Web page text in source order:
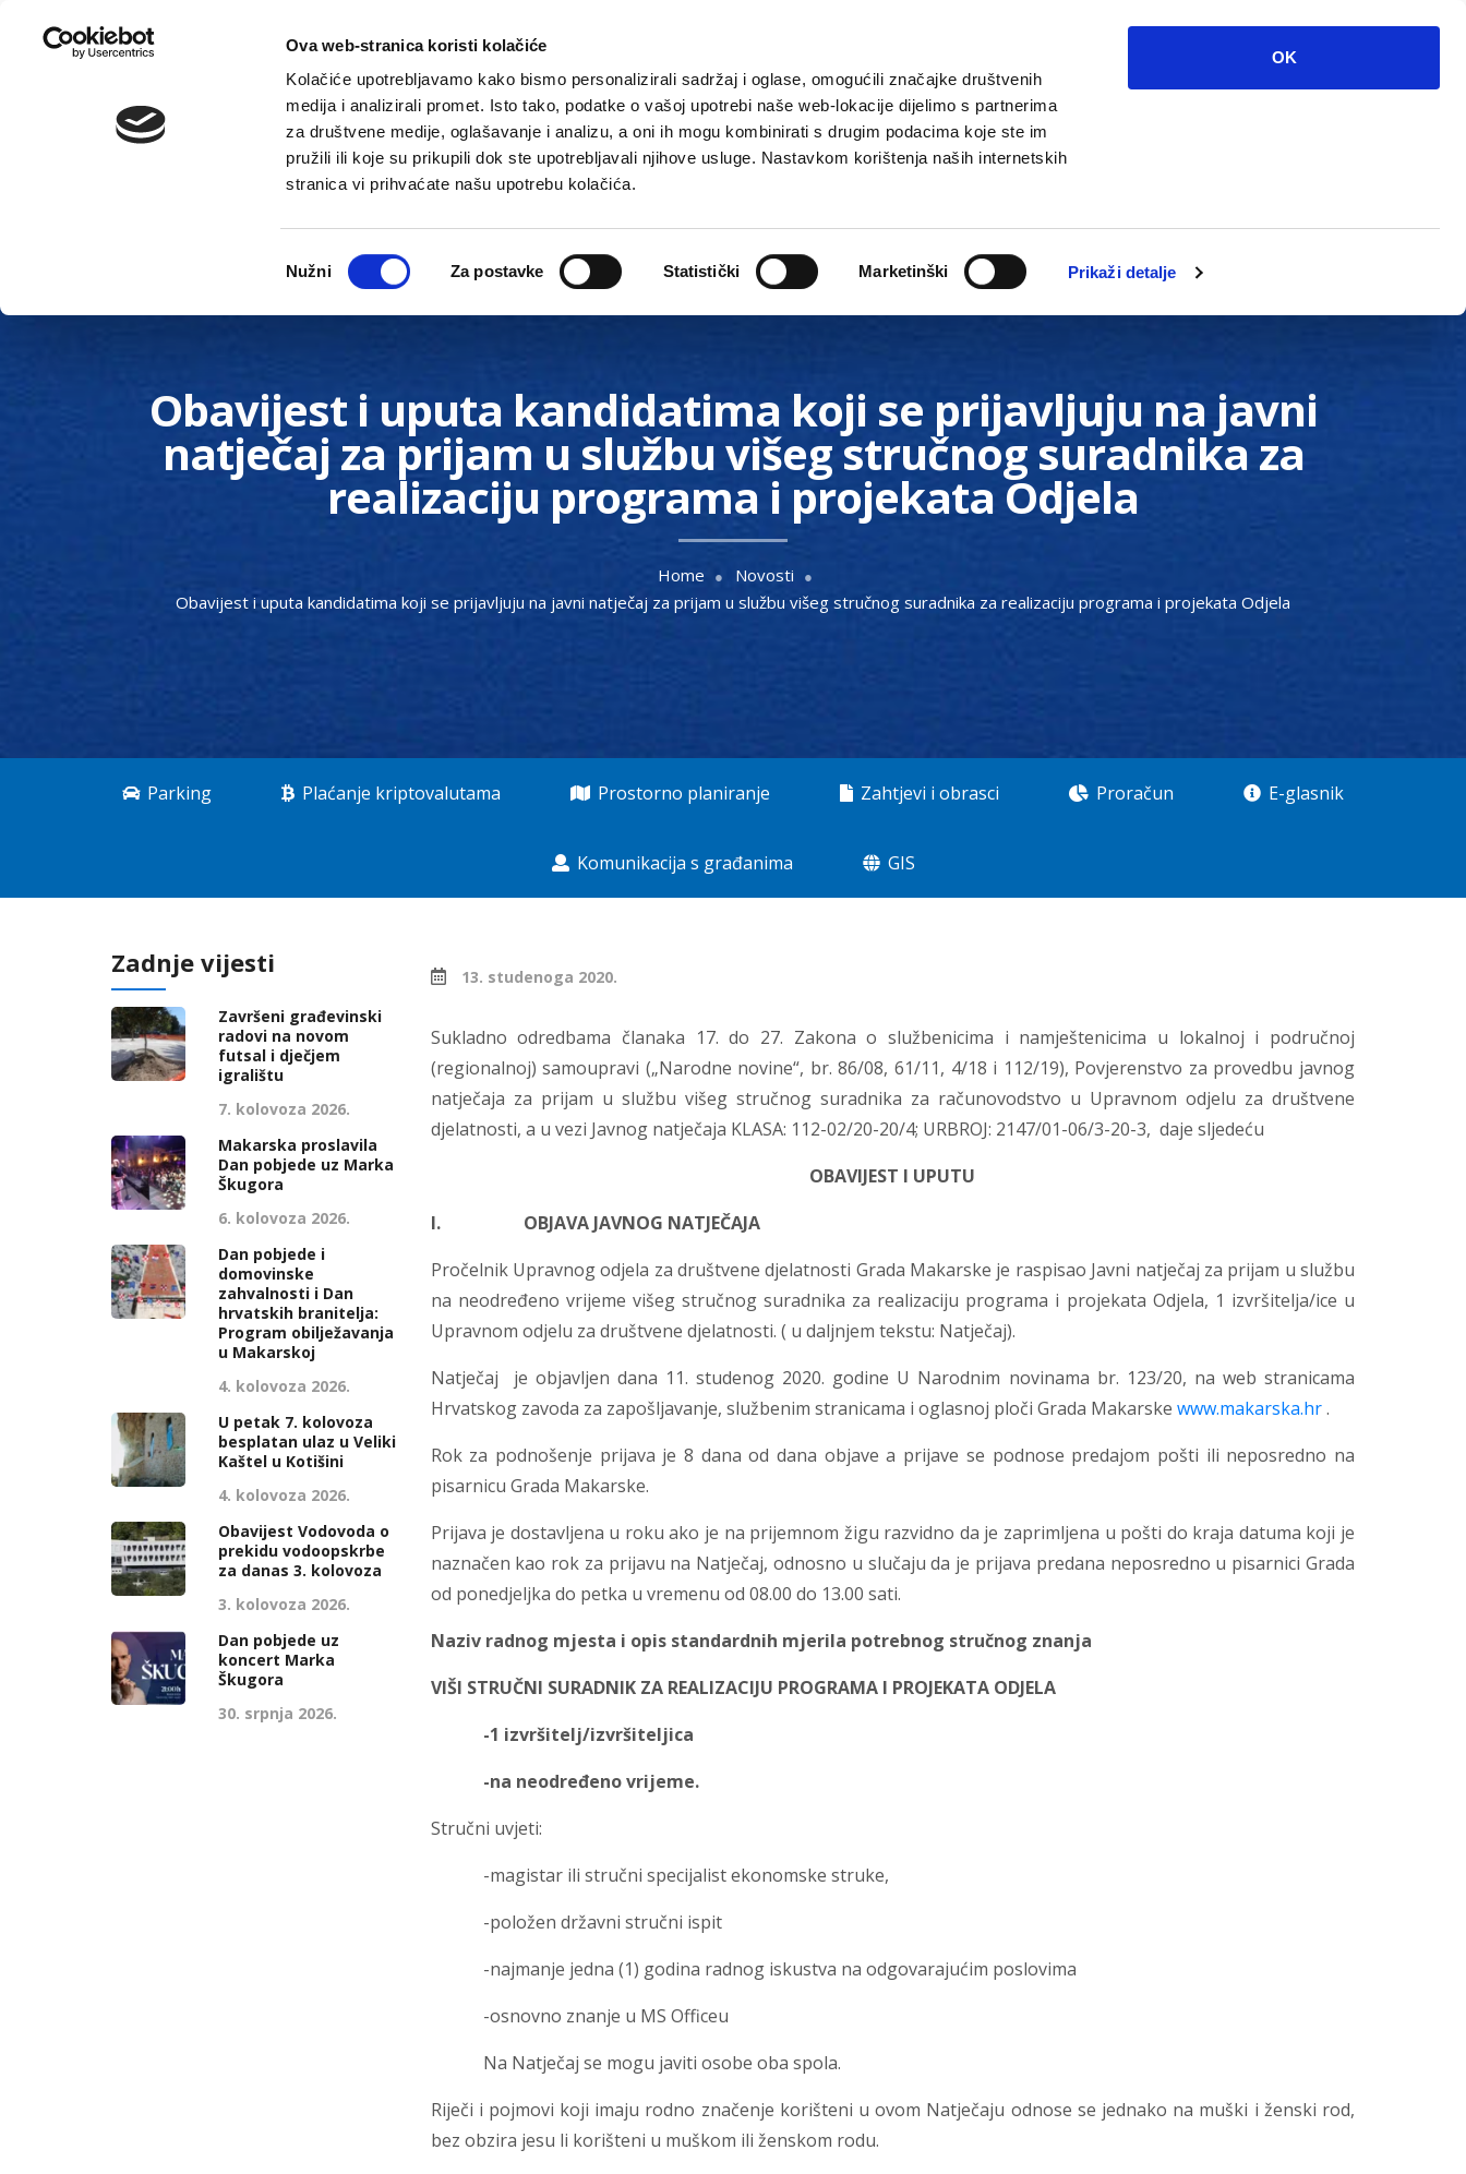
Ova web-stranica koristi kolačiće
Kolačiće upotrebljavamo kako bismo personalizirali sadržaj i oglase, omogućili značajke društvenih
medija i analizirali promet. Isto tako, podatke o vašoj upotrebi naše web-lokacije dijelimo s partnerima
za društvene medije, oglašavanje i analizu, a oni ih mogu kombinirati s drugim podacima koje ste im
pružili ili koje su prikupili dok ste upotrebljavali njihove usluge. Nastavkom korištenja naših internetskih
stranica vi prihvaćate našu upotrebu kolačića.
pristanka
Nužni Za postavke Statistički Marketinški Prikaži detalje
OK
Gradska uprava Gradske ustanove, tvrtke i škole
Obavijest i uputa kandidatima koji se prijavljuju na javni
natječaj za prijam u službu višeg stručnog suradnika za
realizaciju programa i projekata Odjela
Home
Novosti
Obavijest i uputa kandidatima koji se prijavljuju na javni natječaj za prijam u službu višeg stručnog suradnika za realizaciju programa i projekata Odjela
Parking Plaćanje kriptovalutama Prostorno planiranje Zahtjevi i obrasci Proračun E-glasnik
Komunikacija s građanima GIS
13. studenoga 2020.
Sukladno odredbama članaka 17. do 27. Zakona o službenicima i namještenicima u lokalnoj i područnoj
(regionalnoj) samoupravi („Narodne novine“, br. 86/08, 61/11, 4/18 i 112/19), Povjerenstvo za provedbu javnog
natječaja za prijam u službu višeg stručnog suradnika za računovodstvo u Upravnom odjelu za društvene
djelatnosti, a u vezi Javnog natječaja KLASA: 112-02/20-20/4; URBROJ: 2147/01-06/3-20-3, daje sljedeću
OBAVIJEST I UPUTU
I. OBJAVA JAVNOG NATJEČAJA
Pročelnik Upravnog odjela za društvene djelatnosti Grada Makarske je raspisao Javni natječaj za prijam u službu
na neodređeno vrijeme višeg stručnog suradnika za realizaciju programa i projekata Odjela, 1 izvršitelja/ice u
Upravnom odjelu za društvene djelatnosti. ( u daljnjem tekstu: Natječaj).
Natječaj je objavljen dana 11. studenog 2020. godine U Narodnim novinama br. 123/20, na web stranicama
Hrvatskog zavoda za zapošljavanje, službenim stranicama i oglasnoj ploči Grada Makarske www.makarska.hr.
Rok za podnošenje prijava je 8 dana od dana objave a prijave se podnose predajom pošti ili neposredno na
pisarnicu Grada Makarske.
Prijava je dostavljena u roku ako je na prijemnom žigu razvidno da je zaprimljena u pošti do kraja datuma koji je
naznačen kao rok za prijavu na Natječaj, odnosno u slučaju da je prijava predana neposredno u pisarnici Grada
od ponedjeljka do petka u vremenu od 08.00 do 13.00 sati.
Naziv radnog mjesta i opis standardnih mjerila potrebnog stručnog znanja
VIŠI STRUČNI SURADNIK ZA REALIZACIJU PROGRAMA I PROJEKATA ODJELA
-1 izvršitelj/izvršiteljica
-na neodređeno vrijeme.
Stručni uvjeti:
-magistar ili stručni specijalist ekonomske struke,
-položen državni stručni ispit
-najmanje jedna (1) godina radnog iskustva na odgovarajućim poslovima
-osnovno znanje u MS Officeu
Na Natječaj se mogu javiti osobe oba spola.
Riječi i pojmovi koji imaju rodno značenje korišteni u ovom Natječaju odnose se jednako na muški i ženski rod,
bez obzira jesu li korišteni u muškom ili ženskom rodu.
Zadnje vijesti
Završeni građevinski
radovi na novom
futsal i dječjem
igralištu
7. kolovoza 2026.
Makarska proslavila
Dan pobjede uz Marka
Škugora
6. kolovoza 2026.
Dan pobjede i
domovinske
zahvalnosti i Dan
hrvatskih branitelja:
Program obilježavanja
u Makarskoj
4. kolovoza 2026.
U petak 7. kolovoza
besplatan ulaz u Veliki
Kaštel u Kotišini
4. kolovoza 2026.
Obavijest Vodovoda o
prekidu vodoopskrbe
za danas 3. kolovoza
3. kolovoza 2026.
Dan pobjede uz
koncert Marka
Škugora
30. srpnja 2026.